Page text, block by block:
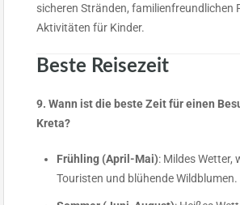
sicheren Stränden, familienfreundlichen
Aktivitäten für Kinder.
Beste Reisezeit
9. Wann ist die beste Zeit für einen
Kreta?
Frühling (April-Mai): Mildes Wetter,
Touristen und blühende Wildblumen.